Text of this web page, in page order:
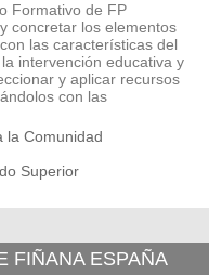
Formativo de FP
concretar los elementos
las características del
intervención educativa y
y aplicar recursos
con las
la Comunidad
Superior
FIÑANA ESPAÑA